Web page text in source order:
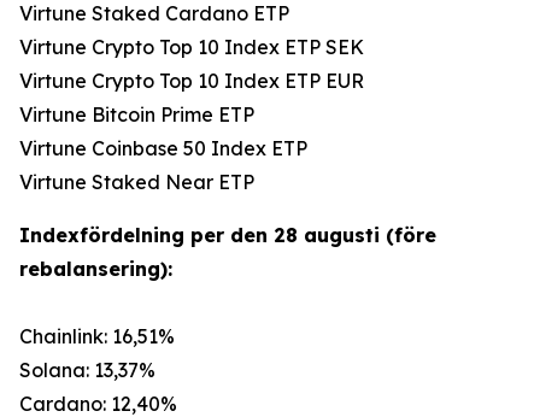
Virtune Staked Cardano ETP
Virtune Crypto Top 10 Index ETP SEK
Virtune Crypto Top 10 Index ETP EUR
Virtune Bitcoin Prime ETP
Virtune Coinbase 50 Index ETP
Virtune Staked Near ETP
Indexfördelning per den 28 augusti (före
rebalansering):
Chainlink: 16,51%
Solana: 13,37%
Cardano: 12,40%